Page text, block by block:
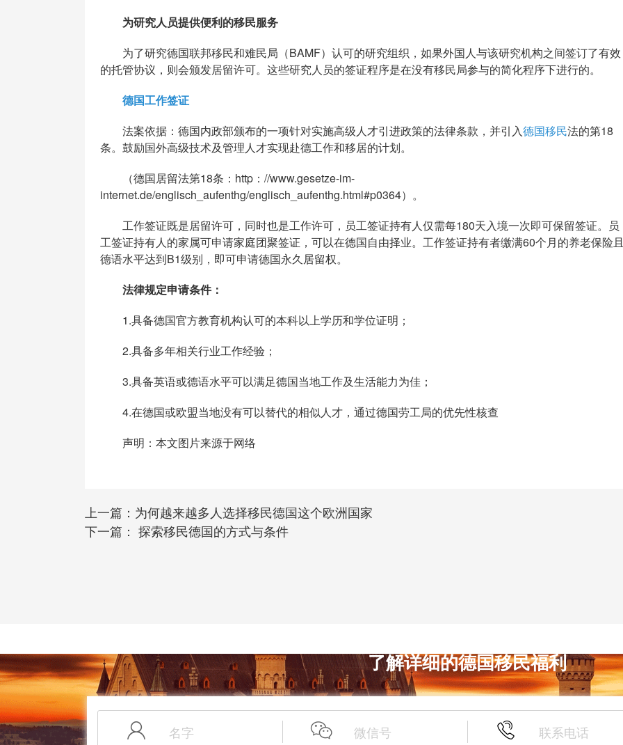
为研究人员提供便利的移民服务
为了研究德国联邦移民和难民局（BAMF）认可的研究组织，如果外国人与该研究机构之间签订了有效
的托管协议，则会颁发居留许可。这些研究人员的签证程序是在没有移民局参与的简化程序下进行的。
德国工作签证
法案依据：德国内政部颁布的一项针对实施高级人才引进政策的法律条款，并引入德国移民法的第18
条。鼓励国外高级技术及管理人才实现赴德工作和移居的计划。
（德国居留法第18条：http：//www.gesetze-im-
internet.de/englisch_aufenthg/englisch_aufenthg.html#p0364）。
工作签证既是居留许可，同时也是工作许可，员工签证持有人仅需每180天入境一次即可保留签证。员
工签证持有人的家属可申请家庭团聚签证，可以在德国自由择业。工作签证持有者缴满60个月的养老保险
德语水平达到B1级别，即可申请德国永久居留权。
法律规定申请条件：
1.具备德国官方教育机构认可的本科以上学历和学位证明；
2.具备多年相关行业工作经验；
3.具备英语或德语水平可以满足德国当地工作及生活能力为佳；
4.在德国或欧盟当地没有可以替代的相似人才，通过德国劳工局的优先性核查
声明：本文图片来源于网络
上一篇： 为何越来越多人选择移民德国这个欧洲国家
下一篇： 探索移民德国的方式与条件
了解详细的德国移民福利